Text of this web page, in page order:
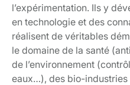
l’expérimentation. Ils y
en technologie et des
réalisent de véritables
le domaine de la santé
de l’environnement
eaux…), des bio-